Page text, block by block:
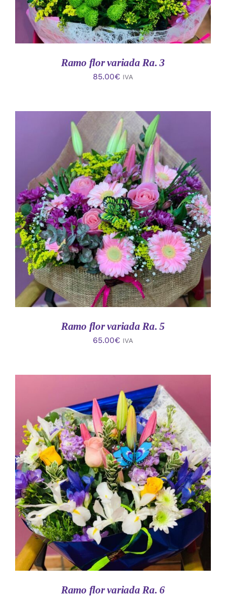
Ramo flor variada Ra. 3
85.00€ IVA
AÑADIR AL CARRITO
/
DETALLES
Ramo flor variada Ra. 5
65.00€ IVA
AÑADIR AL CARRITO
/
DETALLES
Ramo flor variada Ra. 6